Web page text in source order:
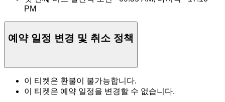
PM
예약 일정 변경 및 취소 정책
이 티켓은 환불이 불가능합니다.
이 티켓은 예약 일정을 변경할 수 없습니다.